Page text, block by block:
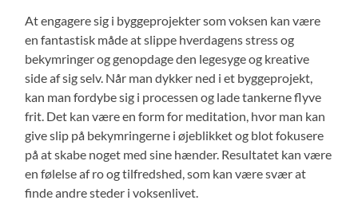
At engagere sig i byggeprojekter som voksen kan være
en fantastisk måde at slippe hverdagens stress og
bekymringer og genopdage den legesyge og kreative
side af sig selv. Når man dykker ned i et byggeprojekt,
kan man fordybe sig i processen og lade tankerne flyve
frit. Det kan være en form for meditation, hvor man kan
give slip på bekymringerne i øjeblikket og blot fokusere
på at skabe noget med sine hænder. Resultatet kan være
en følelse af ro og tilfredshed, som kan være svær at
finde andre steder i voksenlivet.